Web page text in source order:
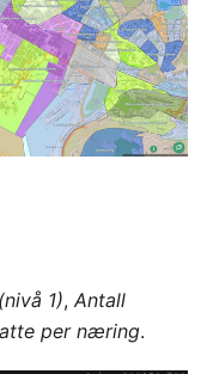
1), Antall
per næring.